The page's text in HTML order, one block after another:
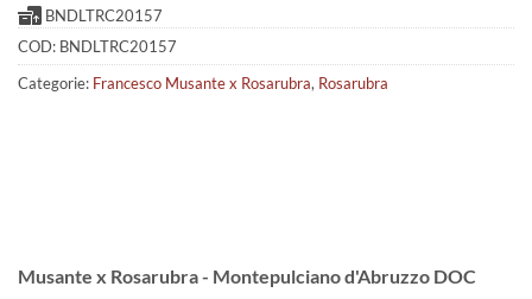
BNDLTRC20157
COD: BNDLTRC20157
Categorie: Francesco Musante x Rosarubra, Rosarubra
Musante x Rosarubra - Montepulciano d'Abruzzo DOC